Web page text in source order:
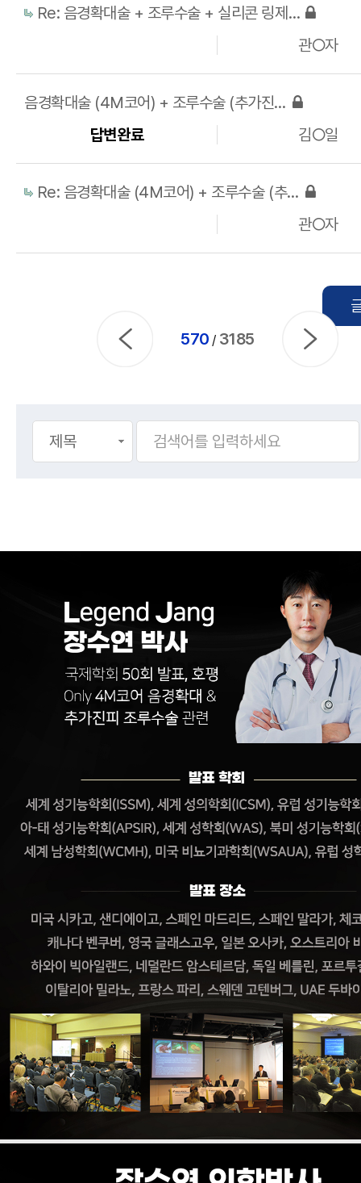
Re: 음경확대술 + 조루수술 + 실리콘 링제거 비용 및 상담,타병원 수술 후 재수술 비용 및 상담
관○자
음경확대술 (4M코어) + 조루수술 (추가진피) 비용 및 상담
답변완료
김○일
Re: 음경확대술 (4M코어) + 조루수술 (추가진피) 비용 및 상담
관○자
570 / 3185